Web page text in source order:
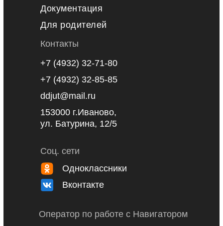
Вконтакте
Соц. сети
Одноклассники
Оператор по работе с Навигатором
Для родителей
Документация
Контакты
153000 г.Иваново,
ул. Батурина, 12/5
+7 (4932) 32-71-80
+7 (4932) 32-85-85
ddjut@mail.ru